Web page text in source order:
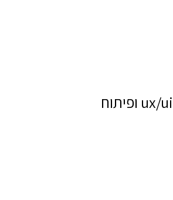
ux/ui ופיתוח